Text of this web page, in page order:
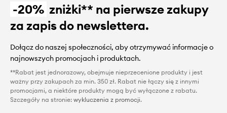
-20% zniżki** na pierwsze zakupy
za zapis do newslettera.
Dołącz do naszej społeczności, aby otrzymywać informacje o
najnowszych promocjach i produktach.
**Rabat jest jednorazowy, obejmuje nieprzecenione produkty i jest
ważny przy zakupach za min. 350 zł. Rabat nie łączy się z innymi
promocjami, a niektóre produkty mogą być wyłączone z rabatu.
Szczegóły na stronie: wykluczenia z promocji.